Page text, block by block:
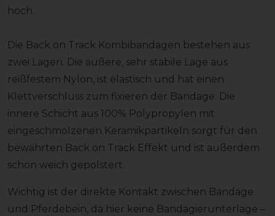
hoch.
Die Back on Track Kombibandagen bestehen aus
zwei Lagen. Die äußere, sehr stabile Lage aus
reißfestem Nylon, ist elastisch und hat einen
Klettverschluss zum fixieren der Bandage. Die
innere Schicht aus 100% Polypropylen mit
eingeschmolzenen Keramikpartikeln sorgt für den
bewährten Back on Track Effekt und ist außerdem
schön weich gepolstert.
Wichtig ist der direkte Kontakt zwischen Bandage
und Pferdebein, da hier keine Bandagierunterlage –